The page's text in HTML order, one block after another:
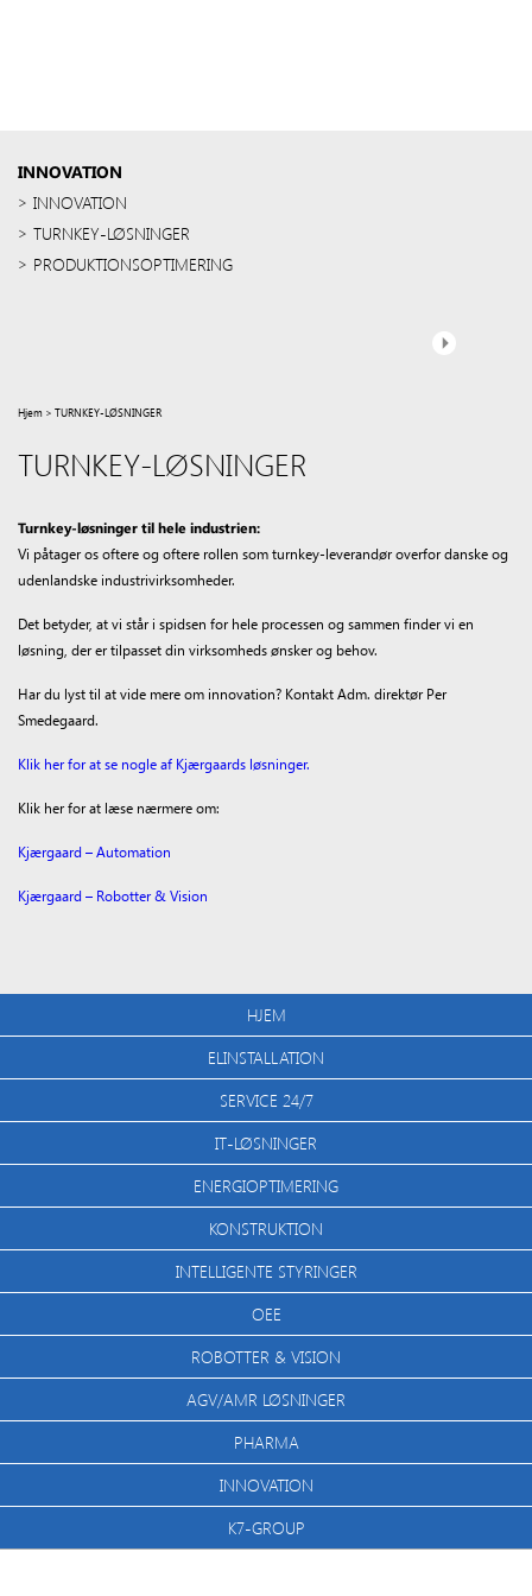
INNOVATION
INNOVATION
TURNKEY-LØSNINGER
PRODUKTIONSOPTIMERING
Hjem > TURNKEY-LØSNINGER
TURNKEY-LØSNINGER
Turnkey-løsninger til hele industrien:
Vi påtager os oftere og oftere rollen som turnkey-leverandør overfor danske og
udenlandske industrivirksomheder.
Det betyder, at vi står i spidsen for hele processen og sammen finder vi en
løsning, der er tilpasset din virksomheds ønsker og behov.
Har du lyst til at vide mere om innovation? Kontakt Adm. direktør Per
Smedegaard.
Klik her for at se nogle af Kjærgaards løsninger.
Klik her for at læse nærmere om:
Kjærgaard – Automation
Kjærgaard – Robotter & Vision
HJEM
ELINSTALLATION
SERVICE 24/7
IT-LØSNINGER
ENERGIOPTIMERING
KONSTRUKTION
INTELLIGENTE STYRINGER
OEE
ROBOTTER & VISION
AGV/AMR LØSNINGER
PHARMA
INNOVATION
K7-GROUP